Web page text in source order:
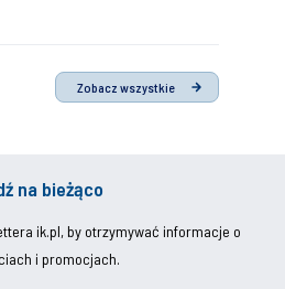
Zobacz wszystkie
na bieżąco
ik.pl, by otrzymywać informacje o
i promocjach.